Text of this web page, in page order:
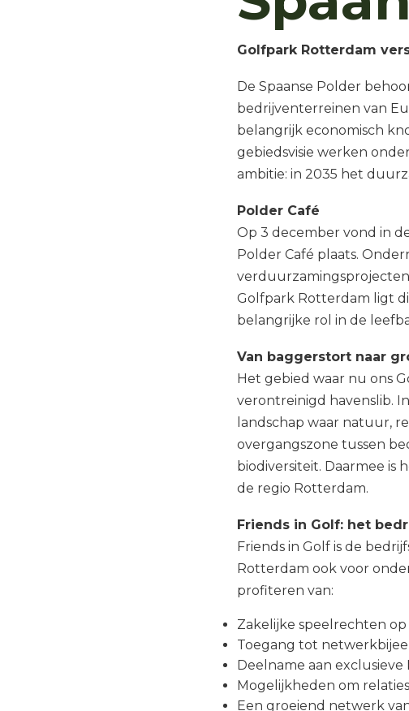
Golfpark Rotterdam
De Spaanse Polder
bedrijventerreinen van
belangrijk economisch
gebiedsvisie werken
ambitie: in 2035 het
Polder Café
Op 3 december vond in
Polder Café plaats.
Golfpark Rotterdam ligt
belangrijke rol in de
Van baggerstort naar
Het gebied waar nu ons
verontreinigd havenslib.
landschap waar natuur,
overgangszone tussen
biodiversiteit. Daarmee
de regio Rotterdam.
Friends in Golf: het
Friends in Golf is de
Rotterdam ook voor
profiteren van:
Zakelijke speelrechten
Toegang tot
Deelname aan
Mogelijkheden om
Een groeiend netwerk